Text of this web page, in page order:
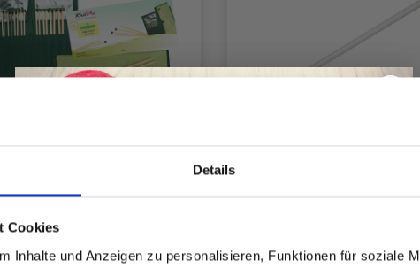
Details
Cookies
Inhalte und Anzeigen zu personalisieren, Funktionen für soziale
KNITPRO BAMBOO
SET 25 CM
KNITPRO BASIX